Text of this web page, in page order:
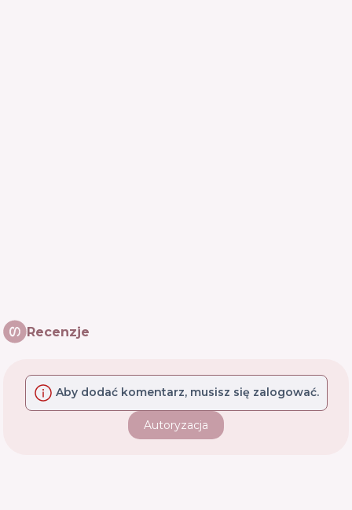
Recenzje
Aby dodać komentarz, musisz się zalogować.
Autoryzacja